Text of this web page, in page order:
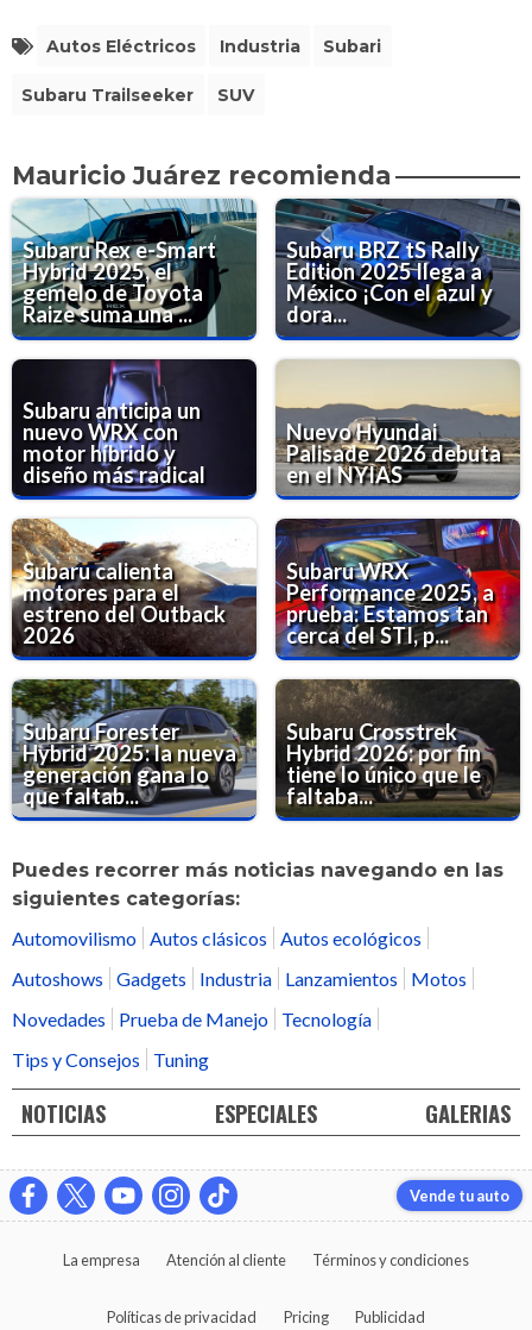
Autos Eléctricos Industria Subari
Subaru Trailseeker SUV
Mauricio Juárez recomienda
Subaru Rex e-Smart
Hybrid 2025, el
gemelo de Toyota
Raize suma una ...
Subaru BRZ tS Rally
Edition 2025 llega a
México ¡Con el azul y
dora...
Subaru anticipa un
nuevo WRX con
motor híbrido y
diseño más radical
Nuevo Hyundai
Palisade 2026 debuta
en el NYIAS
Subaru calienta
motores para el
estreno del Outback
2026
Subaru WRX
Performance 2025, a
prueba: Estamos tan
cerca del STI, p...
Subaru Forester
Hybrid 2025: la nueva
generación gana lo
que faltab...
Subaru Crosstrek
Hybrid 2026: por fin
tiene lo único que le
faltaba...
Puedes recorrer más noticias navegando en las
siguientes categorías:
Automovilismo Autos clásicos
Autos ecológicos
Autoshows
Gadgets Industria Lanzamientos
Motos
Novedades
Prueba de Manejo
Tecnología
Tips y Consejos
Tuning
NOTICIAS ESPECIALES GALERIAS
Vende tu auto
La empresa Atención al cliente Términos y condiciones
Políticas de privacidad Pricing Publicidad